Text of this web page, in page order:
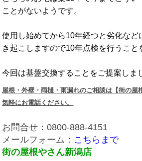
ことがないようです。
使用し始めてから10年経つと劣化など
き起こしますので10年点検を行うこと
今回は基盤交換することをご提案しま
屋根・外壁・雨樋・雨漏れのご相談は【街の
気軽にお電話ください。
お問合せ：0800-888-4151
メールフォーム： こちらまで
街の屋根やさん新潟店